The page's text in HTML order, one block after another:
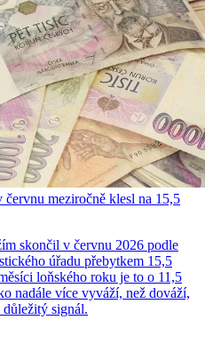
meziročně klesl na 15,5
skončil v červnu 2026 podle
úřadu přebytkem 15,5
loňského roku je to o 11,5
nadále více vyváží, než dováží,
signál.